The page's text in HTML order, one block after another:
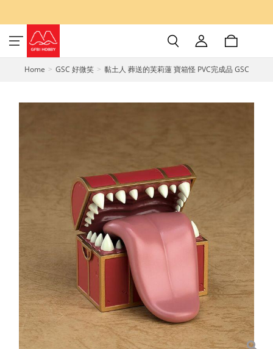
Home GSC 好微笑 黏土人 葬送的芙莉蓮 寶箱怪 PVC完成品 GSC